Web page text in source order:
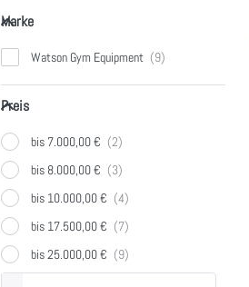
Marke
Marke
Watson Gym Equipment
Preis
Preis
bis 7.000,00 €
bis 8.000,00 €
bis 10.000,00 €
bis 17.500,00 €
bis 25.000,00 €